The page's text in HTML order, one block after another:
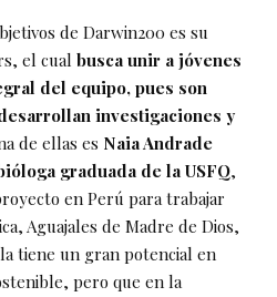
de Darwin200 es su
el cual busca unir a jóvenes
del equipo, pues son
investigaciones y
de ellas es Naia Andrade
graduada de la USFQ,
en Perú para trabajar
Aguajales de Madre de Dios,
tiene un gran potencial en
pero que en la